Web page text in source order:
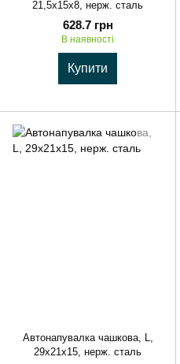
21,5x15x8, нерж. сталь
628.7 грн
В наявності
Купити
Автонапувалка чашкова, L,
29x21x15, нерж. сталь